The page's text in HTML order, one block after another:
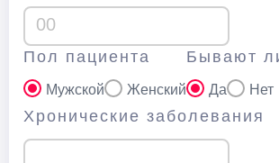
Пол пациента
Мужской Женский
Бывают
Да Нет
Хронические заболевания